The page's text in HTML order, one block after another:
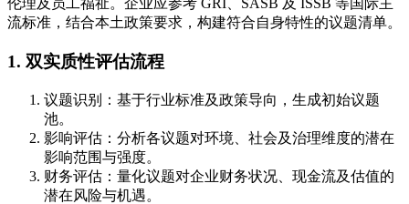
伦理及员工福祉。企业应参考 GRI、SASB 及 ISSB 等国际主
流标准，结合本土政策要求，构建符合自身特性的议题清单。
1. 双实质性评估流程
议题识别：基于行业标准及政策导向，生成初始议题
池。
影响评估：分析各议题对环境、社会及治理维度的潜在
影响范围与强度。
财务评估：量化议题对企业财务状况、现金流及估值的
潜在风险与机遇。